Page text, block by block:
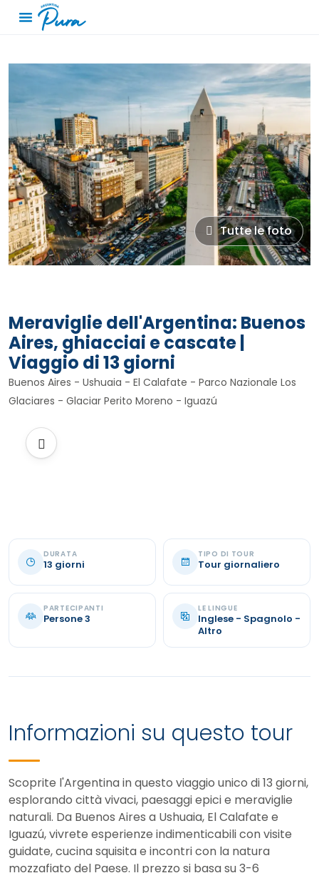
Tutte le foto
Meraviglie dell'Argentina: Buenos
Aires, ghiacciai e cascate |
Viaggio di 13 giorni
Buenos Aires - Ushuaia - El Calafate - Parco Nazionale Los
Glaciares - Glaciar Perito Moreno - Iguazú
DURATA
13 giorni
TIPO DI TOUR
Tour giornaliero
PARTECIPANTI
Persone 3
LE LINGUE
Inglese - Spagnolo -
Altro
Informazioni su questo tour
Scoprite l'Argentina in questo viaggio unico di 13 giorni,
esplorando città vivaci, paesaggi epici e meraviglie
naturali. Da Buenos Aires a Ushuaia, El Calafate e
Iguazú, vivrete esperienze indimenticabili con visite
guidate, cucina squisita e incontri con la natura
mozzafiato del Paese. Il prezzo si basa su 3-6